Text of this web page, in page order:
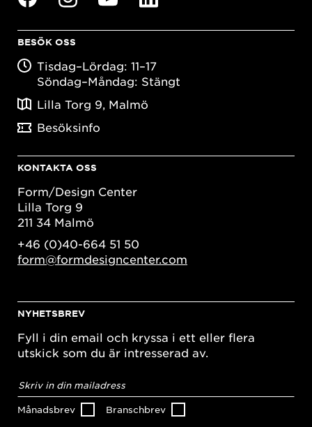
BESÖK OSS
Tisdag–Lördag: 11–17
Söndag–Måndag: Stängt
Lilla Torg 9, Malmö
Besöksinfo
KONTAKTA OSS
Form/Design Center
Lilla Torg 9
211 34 Malmö
+46 (0)40-664 51 50
form@formdesigncenter.com
NYHETSBREV
Fyll i din email och kryssa i ett eller flera
utskick som du är intresserad av.
postadress*
Månadsbrev Branschbrev